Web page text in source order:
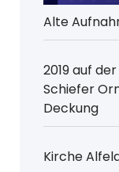
Alte
2019 auf
Schiefer
Deckung
Kirche